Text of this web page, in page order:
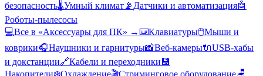
безопасность🌡️Умный климат 📡 Датчики и автоматизация🤖
Роботы-пылесосы
💻Все в «Аксессуары для ПК» →⌨️Клавиатуры🖱️Мыши и
коврики🎧Наушники и гарнитуры📸Веб-камеры🔌USB-хабы
и докстанции🔗Кабели и переходники 💾